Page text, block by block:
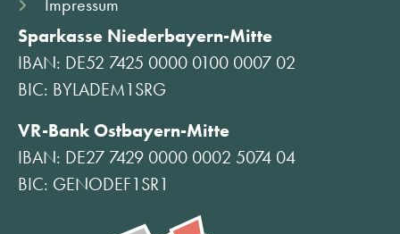
Sparkasse Niederbayern-Mitte
IBAN: DE52 7425 0000 0100 0007 02
BIC: BYLADEM1SRG
VR-Bank Ostbayern-Mitte
IBAN: DE27 7429 0000 0002 5074 04
BIC: GENODEF1SR1